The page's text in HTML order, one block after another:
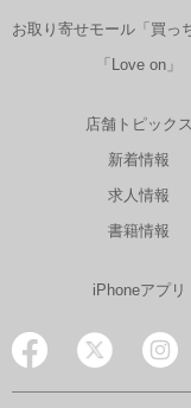
お取り寄せモール「買っ
「Love on」
店舗トピックス
新着情報
求人情報
書籍情報
iPhoneアプリ